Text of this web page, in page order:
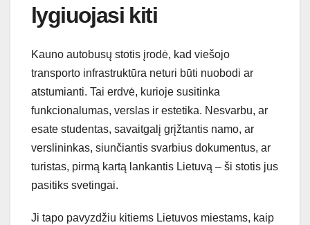
lygiuojasi kiti
Kauno autobusų stotis įrodė, kad viešojo
transporto infrastruktūra neturi būti nuobodi ar
atstumianti. Tai erdvė, kurioje susitinka
funkcionalumas, verslas ir estetika. Nesvarbu, ar
esate studentas, savaitgalį grįžtantis namo, ar
verslininkas, siunčiantis svarbius dokumentus, ar
turistas, pirmą kartą lankantis Lietuvą – ši stotis jus
pasitiks svetingai.
Ji tapo pavyzdžiu kitiems Lietuvos miestams, kaip